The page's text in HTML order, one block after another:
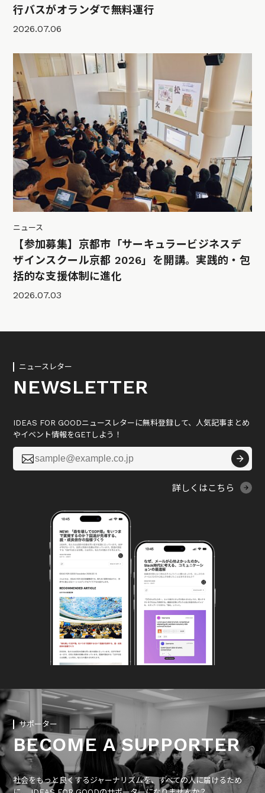
行バスがオランダで無料運行
2026.07.06
ニュース
【参加募集】京都市「サーキュラービジネスデ
ザインスクール京都 2026」を開講。実践的・包
括的な支援体制に進化
2026.07.03
ニュースレター
NEWSLETTER
IDEAS FOR GOODニュースレターに無料登録して、人気記事まとめ
やイベント情報をGETしよう！

詳しくはこちら
サポーター
BECOME A SUPPORTER
社会をもっと良くするジャーナリズムを、すべての人に届けるため